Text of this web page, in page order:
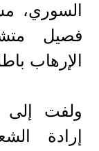
السوري،
فصيل
الإرهاب
ولفت إلى
إرادة